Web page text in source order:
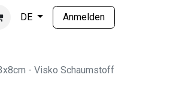
DE Anmelden
- Visko Schaumstoff